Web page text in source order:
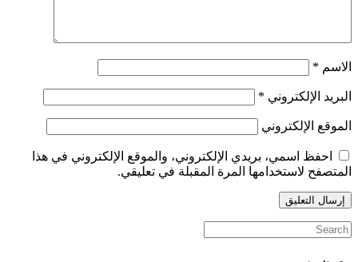
الاسم *
البريد الإلكتروني *
الموقع الإلكتروني
احفظ اسمي، بريدي الإلكتروني، والموقع الإلكتروني في هذا
المتصفح لاستخدامها المرة المقبلة في تعليقي.